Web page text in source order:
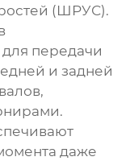
(ШРУС).
передачи
и задней
даже